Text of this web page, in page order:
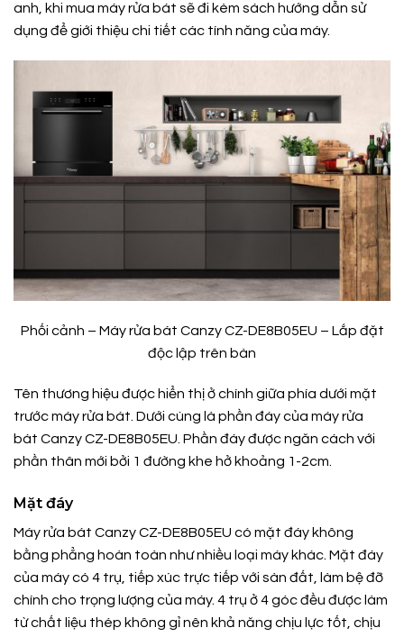
anh, khi mua máy rửa bát sẽ đi kèm sách hướng dẫn sử
dụng để giới thiệu chi tiết các tính năng của máy.
Phối cảnh – Máy rửa bát Canzy CZ-DE8B05EU – Lắp đặt
độc lập trên bàn
Tên thương hiệu được hiển thị ở chính giữa phía dưới mặt
trước máy rửa bát. Dưới cùng là phần đáy của máy rửa
bát Canzy CZ-DE8B05EU. Phần đáy được ngăn cách với
phần thân mới bởi 1 đường khe hở khoảng 1-2cm.
Mặt đáy
Máy rửa bát Canzy CZ-DE8B05EU có mặt đáy không
bằng phẳng hoàn toàn như nhiều loại máy khác. Mặt đáy
của máy có 4 trụ, tiếp xúc trực tiếp với sàn đất, làm bệ đỡ
chính cho trọng lượng của máy. 4 trụ ở 4 góc đều được làm
từ chất liệu thép không gỉ nên khả năng chịu lực tốt, chịu